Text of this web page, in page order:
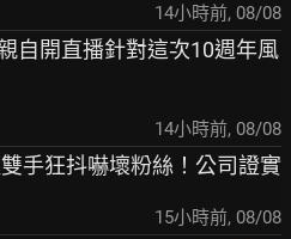
14小時前, 08/08
自開直播針對這次10週年風
14小時前, 08/08
手狂抖嚇壞粉絲！公司證實
15小時前, 08/08